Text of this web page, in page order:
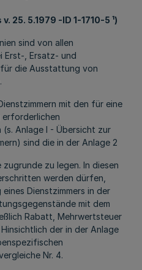
25. 5.1979 -ID 1-1710-5 ¹)
sind von allen
Erst-, Ersatz- und
die Ausstattung von
mit den für eine
erforderlichen
Anlage l - Übersicht zur
sind die in der Anlage 2
zu legen. In diesen
werden dürfen,
Dienstzimmers in der
mit dem
Rabatt, Mehrwertsteuer
der in der Anlage
Nr. 4.